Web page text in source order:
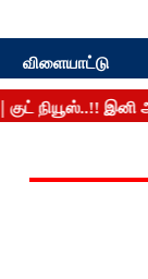
விளையாட்டு